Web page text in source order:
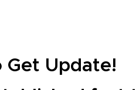
Get Update!